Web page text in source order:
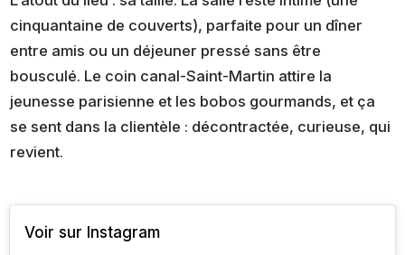
cinquantaine de couverts), parfaite pour un dîner
entre amis ou un déjeuner pressé sans être
bousculé. Le coin canal-Saint-Martin attire la
jeunesse parisienne et les bobos gourmands, et ça
se sent dans la clientèle : décontractée, curieuse, qui
revient.
Voir sur Instagram